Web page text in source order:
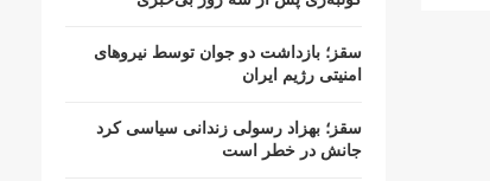
سقز؛ بازداشت دو جوان توسط نیروهای
امنیتی رژیم ایران
سقز؛ بهزاد رسولی زندانی سیاسی کرد
جانش در خطر است